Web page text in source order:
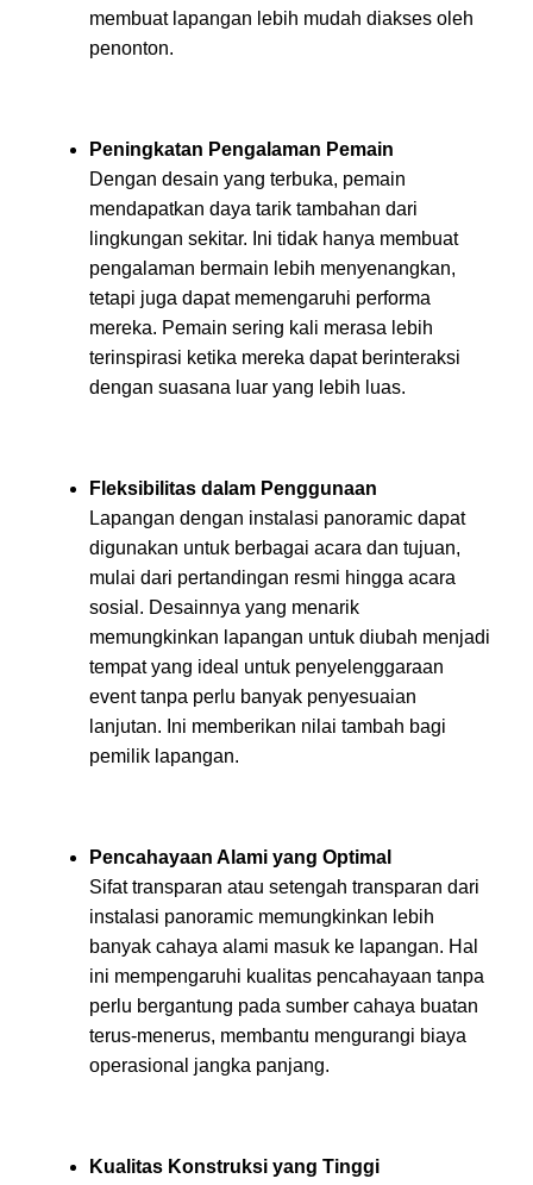
membuat lapangan lebih mudah diakses oleh
penonton.
Peningkatan Pengalaman Pemain
Dengan desain yang terbuka, pemain
mendapatkan daya tarik tambahan dari
lingkungan sekitar. Ini tidak hanya membuat
pengalaman bermain lebih menyenangkan,
tetapi juga dapat memengaruhi performa
mereka. Pemain sering kali merasa lebih
terinspirasi ketika mereka dapat berinteraksi
dengan suasana luar yang lebih luas.
Fleksibilitas dalam Penggunaan
Lapangan dengan instalasi panoramic dapat
digunakan untuk berbagai acara dan tujuan,
mulai dari pertandingan resmi hingga acara
sosial. Desainnya yang menarik
memungkinkan lapangan untuk diubah menjadi
tempat yang ideal untuk penyelenggaraan
event tanpa perlu banyak penyesuaian
lanjutan. Ini memberikan nilai tambah bagi
pemilik lapangan.
Pencahayaan Alami yang Optimal
Sifat transparan atau setengah transparan dari
instalasi panoramic memungkinkan lebih
banyak cahaya alami masuk ke lapangan. Hal
ini mempengaruhi kualitas pencahayaan tanpa
perlu bergantung pada sumber cahaya buatan
terus-menerus, membantu mengurangi biaya
operasional jangka panjang.
Kualitas Konstruksi yang Tinggi